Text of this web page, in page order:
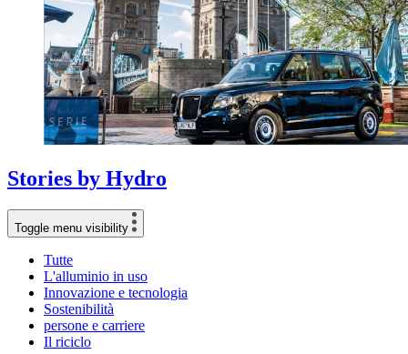
Stories by Hydro
Toggle menu visibility
Tutte
L'alluminio in uso
Innovazione e tecnologia
Sostenibilità
persone e carriere
Il riciclo